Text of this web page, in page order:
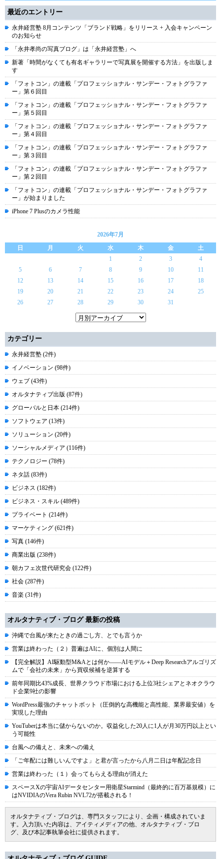
最近のエントリー
永井経営塾 8月コンテンツ「ブランド戦略」をリリース + 入会キャンペーン
のお知らせ
「永井孝尚の写真ブログ」は「永井経営塾」へ
新著「時間がなくても有名ギャラリーで写真展を開催する方法」を出版しま
す
「フォトコン」の連載「プロフェッショナル・サンデー・フォトグラファ
ー」第６回目
「フォトコン」の連載「プロフェッショナル・サンデー・フォトグラファ
ー」第５回目
「フォトコン」の連載「プロフェッショナル・サンデー・フォトグラファ
ー」第４回目
「フォトコン」の連載「プロフェッショナル・サンデー・フォトグラファ
ー」第３回目
「フォトコン」の連載「プロフェッショナル・サンデー・フォトグラファ
ー」第２回目
「フォトコン」の連載「プロフェッショナル・サンデー・フォトグラファ
ー」が始まりました
iPhone 7 Plusのカメラ性能
2026年7月
日
月 火 水 木 金
土
1
2 3
4
5
6 7 8 9 10
11
12
13 14 15 16 17
18
19
20 21 22 23 24
25
26
27 28 29 30 31
カテゴリー
永井経営塾 (2件)
イノベーション (98件)
ウェブ (43件)
オルタナティブ出版 (87件)
グローバルと日本 (214件)
ソフトウェア (13件)
ソリューション (20件)
ソーシャルメディア (116件)
テクノロジー (78件)
ネタ話 (83件)
ビジネス (182件)
ビジネス・スキル (489件)
プライベート (214件)
マーケティング (621件)
写真 (146件)
商業出版 (238件)
朝カフェ次世代研究会 (122件)
社会 (287件)
音楽 (31件)
オルタナティブ・ブログ 最新の投稿
沖縄で台風が来たときの過ごし方、とでも言うか
営業は終わった（２）普遍はAIに、個別は人間に
【完全解説】AI駆動型M&Aとは何か――AIモデル＋Deep Researchアルゴリズ
ムで「会社の未来」から買収候補を逆算する
前年同期比43%成長、世界クラウド市場における上位3社シェアとネオクラウ
ド企業9社の影響
WordPress最強のチャットボット（圧倒的な高機能と高性能、業界最安値）を
実現した理由
YouTuberは本当に儲からないのか。収益化した20人に1人が月30万円以上とい
う可能性
台風への備えと、未来への備え
「ご年配には難しいんですよ」と君が言ったから八月二日は年配記念日
営業は終わった（１）会ってもらえる理由が消えた
スペースXの宇宙AIデータセンター用衛星Starmind（最終的に百万基規模）に
はNVIDIAのVera Rubin NVL72が搭載される！
オルタナティブ・ブログは、専門スタッフにより、企画・構成されていま
す。入力頂いた内容は、アイティメディアの他、オルタナティブ・ブロ
グ、及び本記事執筆会社に提供されます。